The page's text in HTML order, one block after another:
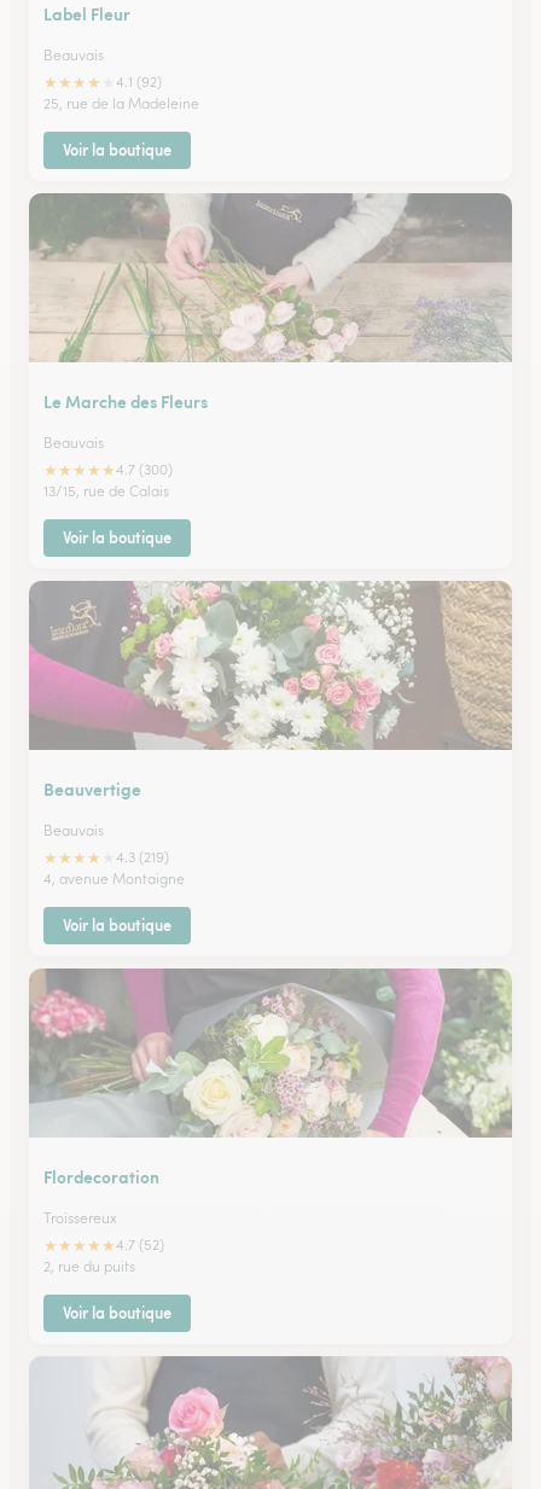
Label Fleur
Beauvais
★★★★
4.1 (92)
25, rue de la Madeleine
Voir la boutique
Le Marche des Fleurs
Beauvais
★★★★★4.7 (300)
13/15, rue de Calais
Voir la boutique
Beauvertige
Beauvais
★★★★
4.3 (219)
4, avenue Montaigne
Voir la boutique
Flordecoration
Troissereux
★★★★★4.7 (52)
2, rue du puits
Voir la boutique